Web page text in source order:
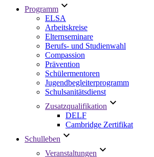
Programm
ELSA
Arbeitskreise
Elternseminare
Berufs- und Studienwahl
Compassion
Prävention
Schülermentoren
Jugendbegleiterprogramm
Schulsanitätsdienst
Zusatzqualifikation
DELF
Cambridge Zertifikat
Schulleben
Veranstaltungen